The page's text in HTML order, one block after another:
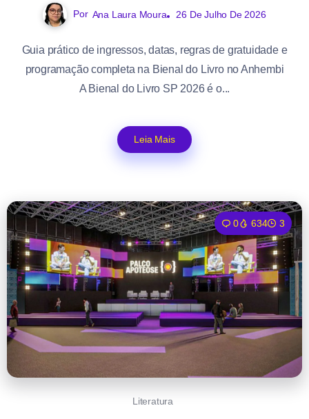
Por Ana Laura Moura 26 De Julho De 2026
Guia prático de ingressos, datas, regras de gratuidade e
programação completa na Bienal do Livro no Anhembi
A Bienal do Livro SP 2026 é o...
Leia Mais
0 634 3
Literatura